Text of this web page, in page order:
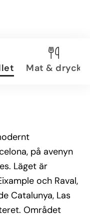
Mat & dryck
på avenyn
Läget är
och Raval,
Catalunya, Las
Området